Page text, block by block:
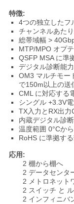
ュ
ー
ス
用
を
要
求
特徴:
4つの独立したフ
チャンネルあた
総帯域幅 >
MTP/MPO オプ
QSFP MSA に準
デジタル診断能力
OM3 マルチモー
で150m以上の送
CML に対応する
シングル +3.3V
TX入力とRX出力
内蔵デジタル診
温度範囲 0°Cか
RoHS に準拠す
応用:
2 棚から棚へ
2 データセンタ
2 メトロネット
2 スイッチ と
2 インフィニバ